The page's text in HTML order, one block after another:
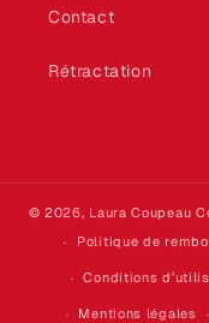
Contact
Rétractation
© 2026, Laura Coupeau
Politique de
Conditions
Mentions légales